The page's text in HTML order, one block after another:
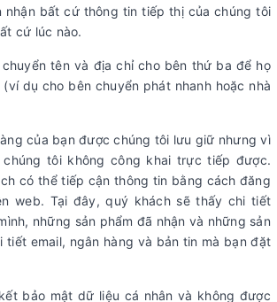
nhận bất cứ thông tin tiếp thị của chúng tôi
cứ lúc nào.
tên và địa chỉ cho bên thứ ba để họ
dụ cho bên chuyển phát nhanh hoặc nhà
của bạn được chúng tôi lưu giữ nhưng vì
tôi không công khai trực tiếp được.
có thể tiếp cận thông tin bằng cách đăng
web. Tại đây, quý khách sẽ thấy chi tiết
những sản phẩm đã nhận và những sản
tiết email, ngân hàng và bản tin mà bạn đặt
bảo mật dữ liệu cá nhân và không được